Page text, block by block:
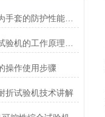
手套抗切割试验机为手套的防护性能提供了客观数据
操作使用步骤
折试验机技术讲解